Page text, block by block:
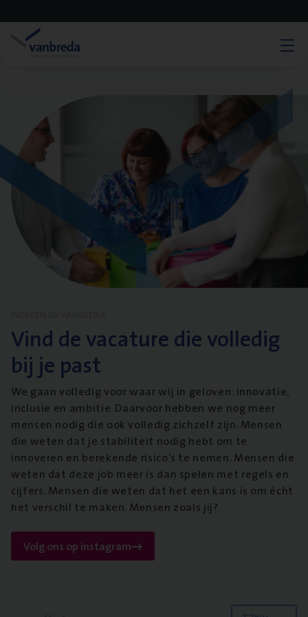
Vind de vacature die volledig
bij je past
We gaan volledig voor waar wij in geloven: innovatie,
inclusie en ambitie. Daarvoor hebben we nog meer
mensen nodig die ook volledig zichzelf zijn. Mensen
die weten dat je stabiliteit nodig hebt om te
innoveren en berekende risico’s te nemen. Mensen die
weten dat deze job meer is dan spelen met regels en
cijfers. Mensen die weten dat het een kans is om écht
het verschil te maken. Mensen zoals jij?
Volg ons op instagram